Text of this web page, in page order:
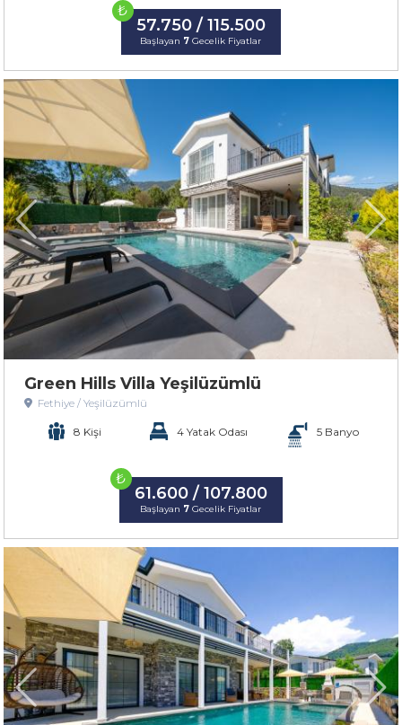
₺
57.750 / 115.500
Başlayan 7 Gecelik Fiyatlar
Green Hills Villa Yeşilüzümlü
Fethiye / Yeşilüzümlü
8 Kişi 4 Yatak Odası 5 Banyo
₺
61.600 / 107.800
Başlayan 7 Gecelik Fiyatlar